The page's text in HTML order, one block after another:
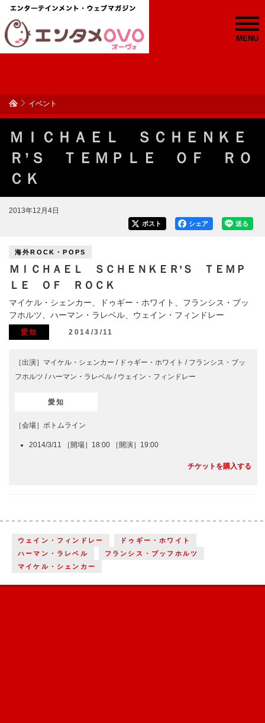
MENU
イベント
ＭＩＣＨＡＥＬ ＳＣＨＥＮＫＥ
Ｒ’Ｓ ＴＥＭＰＬＥ ＯＦ ＲＯ
ＣＫ
2013年12月4日
送る
シェア
ポスト
海外ROCK・POPS
ＭＩＣＨＡＥＬ ＳＣＨＥＮＫＥＲ’Ｓ ＴＥＭＰ
ＬＥ ＯＦ ＲＯＣＫ
マイケル・シェンカー、ドゥギー・ホワイト、フランシス・ブッ
フホルツ、ハーマン・ラレベル、ウェイン・フィンドレー
愛知 2014/3/11
［出演］マイケル・シェンカー / ドゥギー・ホワイト / フランシス・ブッ
フホルツ / ハーマン・ラレベル / ウェイン・フィンドレー
愛知
［会場］ボトムライン
2014/3/11 ［開場］18:00 ［開演］19:00
チケットを購入する
ウェイン・フィンドレー
ドゥギー・ホワイト
ハーマン・ラレベル
フランシス・ブッフホルツ
マイケル・シェンカー